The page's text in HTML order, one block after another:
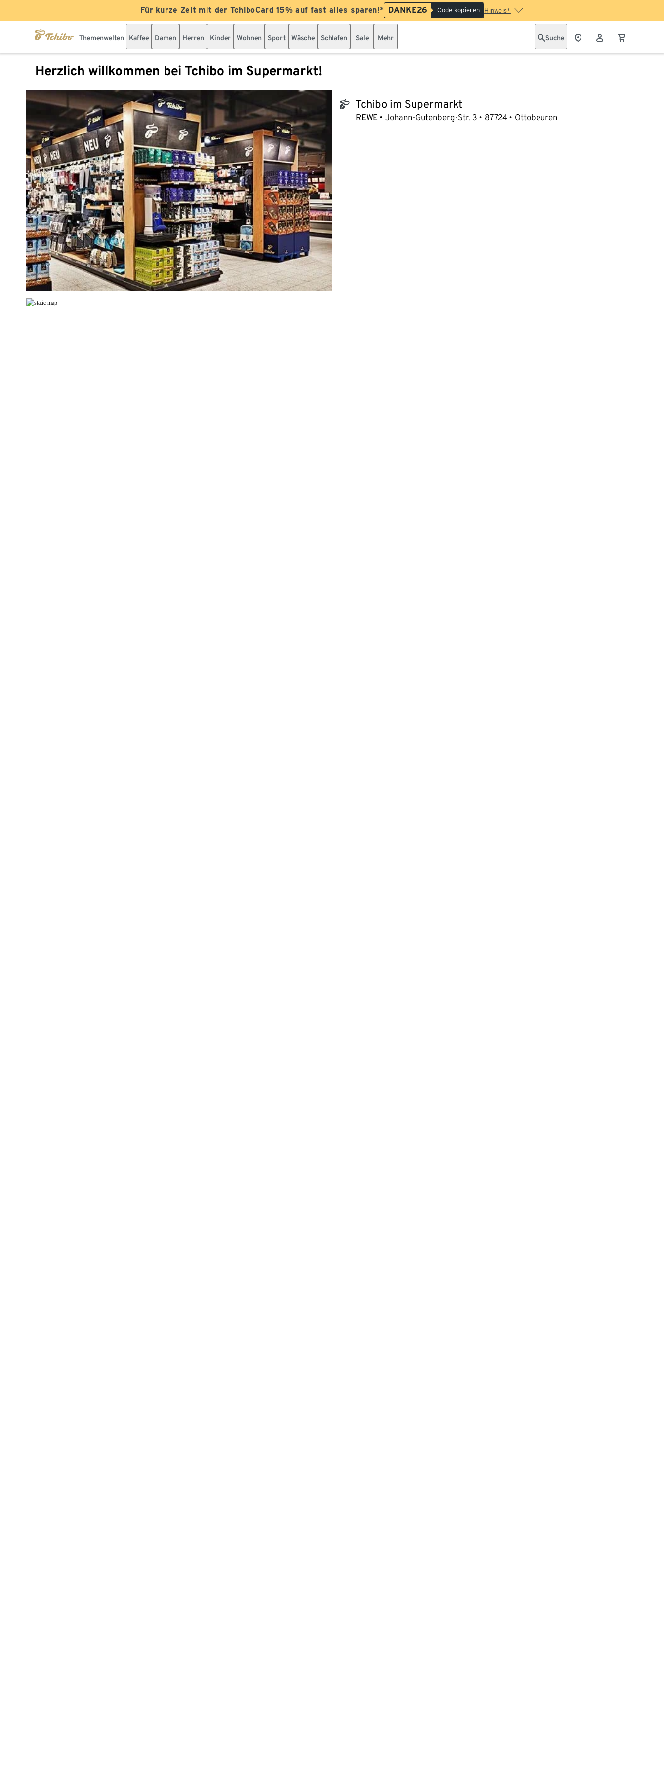
Für kurze Zeit mit der TchiboCard 15% auf fast alles sparen!* DANKE26 Code kopieren Hinweis*
Themenwelten Kaffee Damen Herren Kinder Wohnen Sport Wäsche Schlafen Sale Mehr Suche
Herzlich willkommen bei Tchibo im Supermarkt!
tchibo_logo Tchibo im Supermarkt
REWE Johann-Gutenberg-Str. 3 87724 Ottobeuren